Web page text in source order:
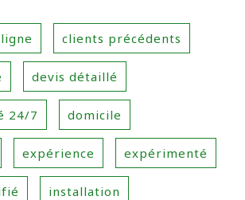
clients précédents
devis détaillé
24/7 domicile
expérience expérimenté
installation